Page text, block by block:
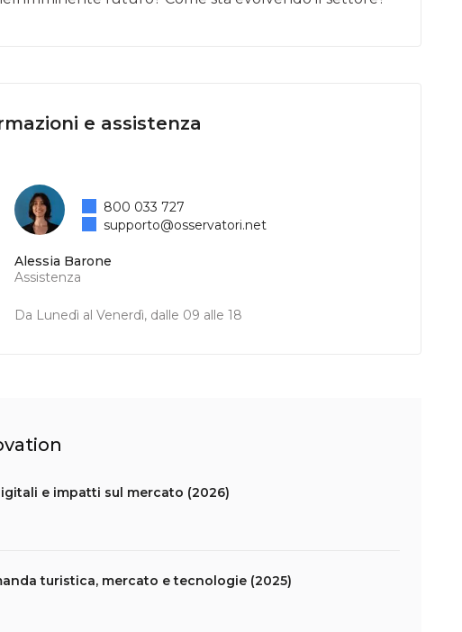
e assistenza
Alessia Barone
Assistenza
Da Lunedì al Venerdì, dalle 09 alle 18
800 033 727
supporto@osservatori.net
e impatti sul mercato (2026)
turistica, mercato e tecnologie (2025)